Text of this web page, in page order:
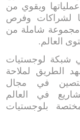
ويقوي من
لشراكات وفرص
مجموعة شاملة من
العالم.
شبكة لوجستيات
الطريق لملاحة
في مجال
في العالم
بلوجستيات